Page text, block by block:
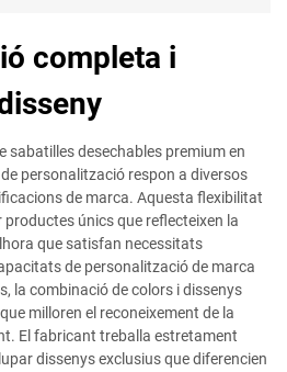
completa i
sabatilles desechables premium en
personalització respon a diversos
de marca. Aquesta flexibilitat
productes únics que reflecteixen la
que satisfan necessitats
de personalització de marca
la combinació de colors i dissenys
milloren el reconeixement de la
El fabricant treballa estretament
dissenys exclusius que diferencien